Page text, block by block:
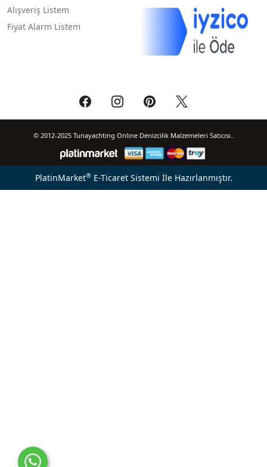
Alışveriş Listem
Fiyat Alarm Listem
© 2012-2025 Tunayachting Online Denizcilik Malzemeleri Satıcısı..
PlatinMarket®E-Ticaret Sistemi İle Hazırlanmıştır.